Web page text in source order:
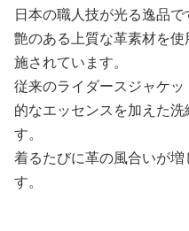
日本の職人技が光る逸品で
艶のある上質な革素材を
施されています。
従来のライダースジャケ
的なエッセンスを加えた
す。
着るたびに革の風合いが
す。